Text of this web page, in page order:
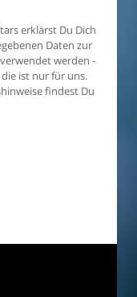
erklärst Du Dich
Daten zur
werden -
ist nur für uns.
findest Du